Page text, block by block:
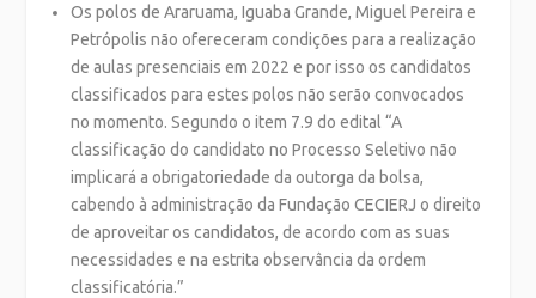
Os polos de Araruama, Iguaba Grande, Miguel Pereira e
Petrópolis não ofereceram condições para a realização
de aulas presenciais em 2022 e por isso os candidatos
classificados para estes polos não serão convocados
no momento. Segundo o item 7.9 do edital “A
classificação do candidato no Processo Seletivo não
implicará a obrigatoriedade da outorga da bolsa,
cabendo à administração da Fundação CECIERJ o direito
de aproveitar os candidatos, de acordo com as suas
necessidades e na estrita observância da ordem
classificatória.”